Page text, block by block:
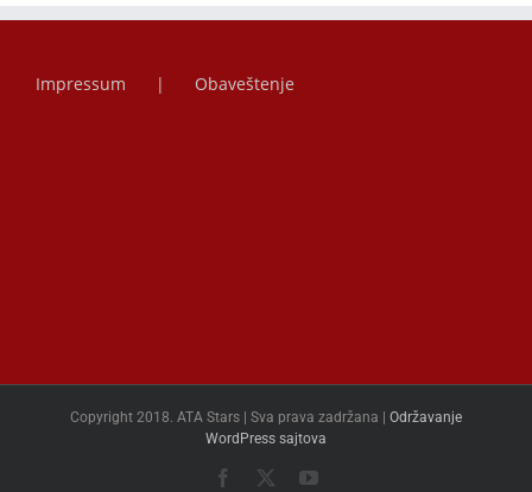
Impressum Obaveštenje
Copyright 2018. ATA Stars | Sva prava zadržana | Održavanje
WordPress sajtova
Facebook YouTube